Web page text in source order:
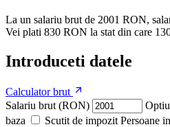
La un salariu brut de 2001 RON,
Vei plati 830 RON la stat din care
Introduceti datele
Calculator brut
Salariu brut (RON)
baza
Scutit de impozit Persoane